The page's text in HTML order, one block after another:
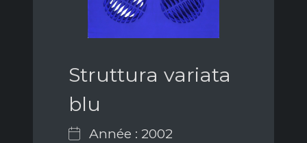
Struttura variata
blu
Année : 2002